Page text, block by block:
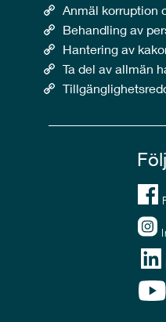
Anmäl korruption
Behandling av
Hantering av
Ta del av allmän